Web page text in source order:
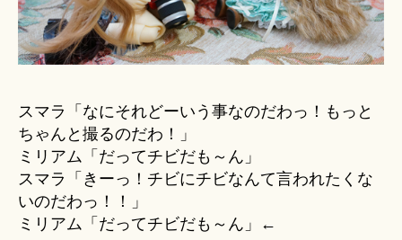
スマラ「なにそれどーいう事なのだわっ！もっと
ちゃんと撮るのだわ！」
ミリアム「だってチビだも～ん」
スマラ「きーっ！チビにチビなんて言われたくな
いのだわっ！！」
ミリアム「だってチビだも～ん」←